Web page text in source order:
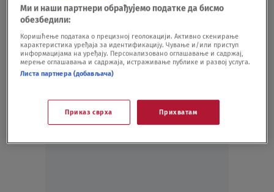
i Crnom Gorom
Lufthanza povećava broj letova u junu
SVET08.05.20.
Ми и наши партнери обрађујемо податке да бисмо
обезбедили:
Коришћење података о прецизној геолокацији. Активно скенирање
карактеристика уређаја за идентификацију. Чување и/или приступ
информацијама на уређају. Персонализовано оглашавање и садржај,
мерење оглашавања и садржаја, истраживање публике и развој услуга.
Листа партнера (добављача)
Приказ сврха Прихватам